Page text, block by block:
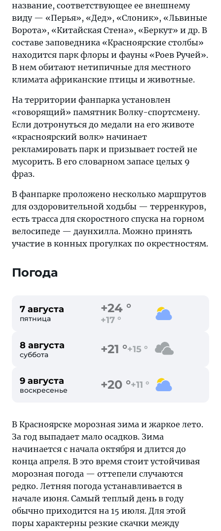
название, соответствующее ее внешнему
виду — «Перья», «Дед», «Слоник», «Львиные
Ворота», «Китайская Стена», «Беркут» и др. В
составе заповедника «Красноярские столбы»
находится парк флоры и фауны «Роев Ручей».
В нем обитают нетипичные для местного
климата африканские птицы и животные.
На территории фанпарка установлен
«говорящий» памятник Волку-спортсмену.
Если дотронуться до медали на его животе
«красноярский волк» начинает
рекламировать парк и призывает гостей не
мусорить. В его словарном запасе целых 9
фраз.
В фанпарке проложено несколько маршрутов
для оздоровительной ходьбы — терренкуров,
есть трасса для скоростного спуска на горном
велосипеде — даунхилла. Можно принять
участие в конных прогулках по окрестностям.
Погода
7 августа
пятница
+24 °
+17 °
8 августа
суббота +21 °+15 °
9 августа
воскресенье +20 °+11 °
В Красноярске морозная зима и жаркое лето.
За год выпадает мало осадков. Зима
начинается с начала октября и длится до
конца апреля. В это время стоит устойчивая
морозная погода — оттепели случаются
редко. Летняя погода устанавливается в
начале июня. Самый теплый день в году
обычно приходится на 15 июля. Для этой
поры характерны резкие скачки между